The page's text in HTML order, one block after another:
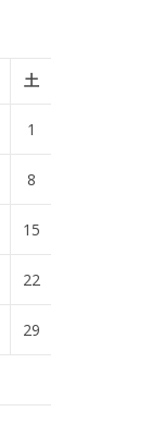
土
1
8
15
22
29